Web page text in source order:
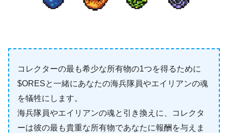
コレクターの最も希少な所有物の1つを得るために
$ORESと一緒にあなたの海兵隊員やエイリアンの魂
を犠牲にします。
海兵隊員やエイリアンの魂と引き換えに、コレクタ
ーは彼の最も貴重な所有物であなたに報酬を与えま